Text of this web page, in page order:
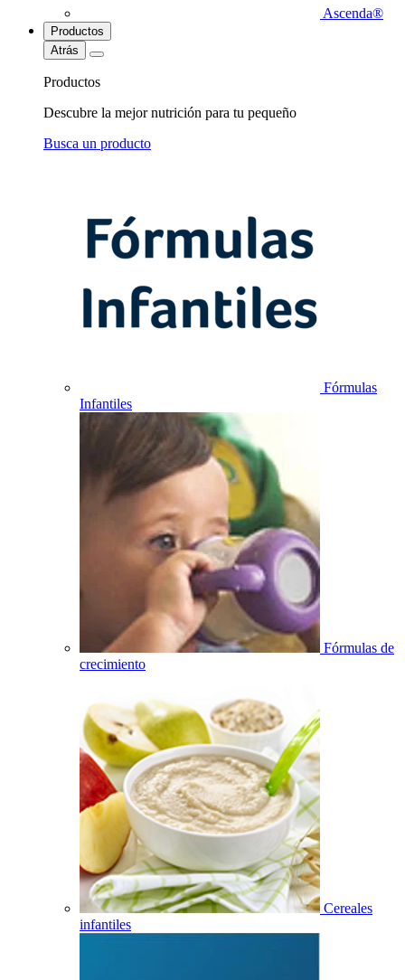
Ascenda®
Productos
Atrás
Productos
Descubre la mejor nutrición para tu pequeño
Busca un producto
Fórmulas
Infantiles
Fórmulas de
crecimiento
Cereales
infantiles